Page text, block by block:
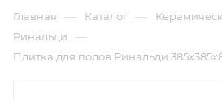
Главная — Каталог —
Ринальди —
Плитка для полов Ринальди